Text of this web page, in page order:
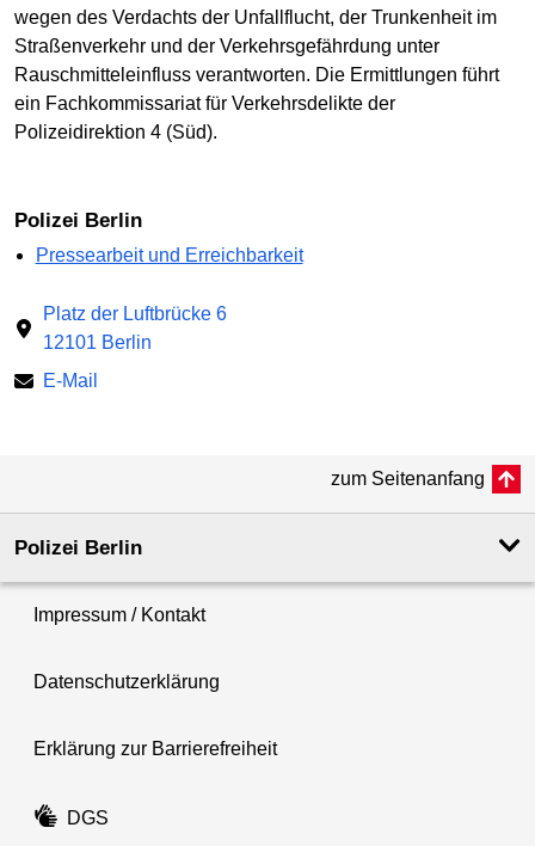
wegen des Verdachts der Unfallflucht, der Trunkenheit im
Straßenverkehr und der Verkehrsgefährdung unter
Rauschmitteleinfluss verantworten. Die Ermittlungen führt
ein Fachkommissariat für Verkehrsdelikte der
Polizeidirektion 4 (Süd).
Polizei Berlin
Pressearbeit und Erreichbarkeit
Platz der Luftbrücke 6
12101 Berlin
E-Mail
zum Seitenanfang
Polizei Berlin
Impressum / Kontakt
Datenschutzerklärung
Erklärung zur Barrierefreiheit
DGS